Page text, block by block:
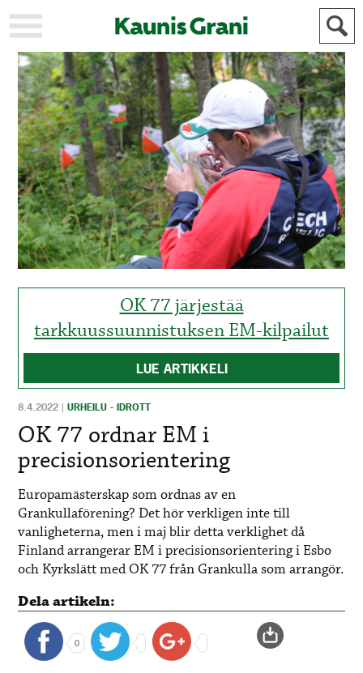
KAUPUNKI
STADEN
AJANKOHTAISTA
AKTUELLT
URHEILU
IDROTT
KULTTUURI
KULTUR
HISTORIA
HISTORIA
YLEINEN
ALLMÄN
MAINOSTAJILLE
FÖR
ANNONSÖRER
OK 77 järjestää
tarkkuussuunnistuksen EM-kilpailut
LUE ARTIKKELI
8.4.2022 |URHEILU - IDROTT
OK 77 ordnar EM i
precisionsorientering
Europamästerskap som ordnas av en
Grankullaförening? Det hör verkligen inte till
vanligheterna, men i maj blir detta verklighet då
Finland arrangerar EM i precisionsorientering i Esbo
och Kyrkslätt med OK 77 från Grankulla som arrangör.
Dela artikeln:
0